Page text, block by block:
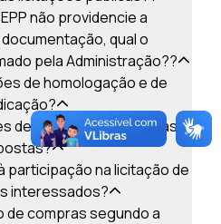
não providencie a
qual o
pela Administração??
de homologação e de
de prazo de validade das
participação na licitação de
interessados?
de compras segundo a